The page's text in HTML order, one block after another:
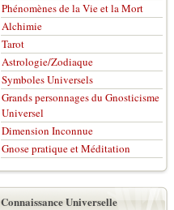
Phénomènes de la Vie et la Mort
Alchimie
Tarot
Astrologie/Zodiaque
Symboles Universels
Grands personnages du Gnosticisme
Universel
Dimension Inconnue
Gnose pratique et Méditation
Connaissance Universelle